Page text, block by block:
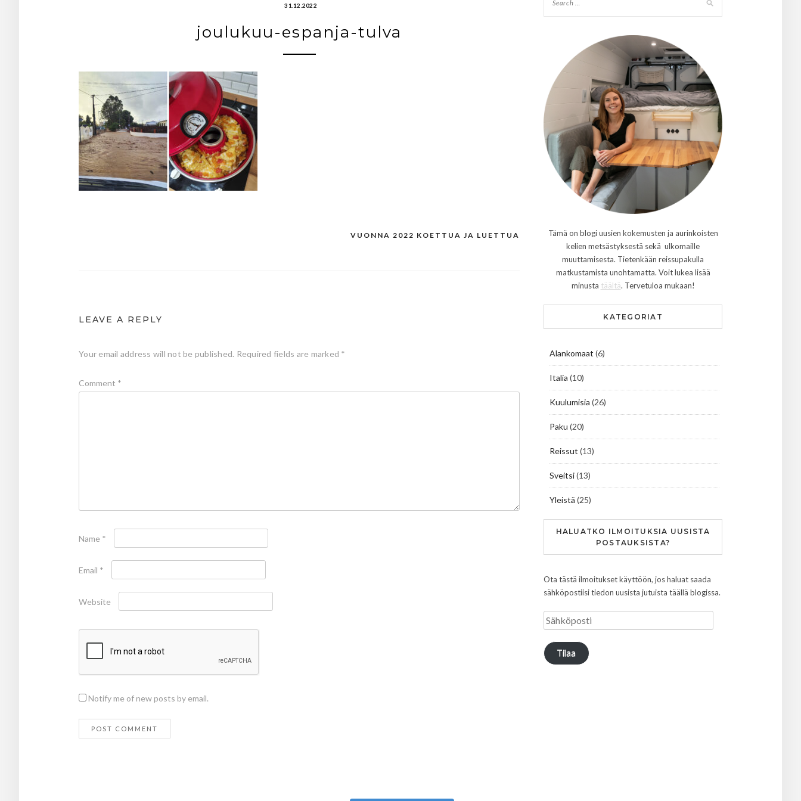
31.12.2022
joulukuu-espanja-tulva
VUONNA 2022 KOETTUA JA LUETTUA
LEAVE A REPLY
Your email address will not be published. Required fields are marked *
Comment *
Name *
Email *
Website
Notify me of new posts by email.
Tämä on blogi uusien kokemusten ja aurinkoisten
kelien metsästyksestä sekä ulkomaille
muuttamisesta. Tietenkään reissupakulla
matkustamista unohtamatta. Voit lukea lisää
minusta täältä. Tervetuloa mukaan!
KATEGORIAT
Alankomaat (6)
Italia (10)
Kuulumisia (26)
Paku (20)
Reissut (13)
Sveitsi(13)
Yleistä (25)
HALUATKO ILMOITUKSIA UUSISTA
POSTAUKSISTA?
Ota tästä ilmoitukset käyttöön, jos haluat saada
sähköpostiisi tiedon uusista jutuista täällä blogissa.
Tilaa